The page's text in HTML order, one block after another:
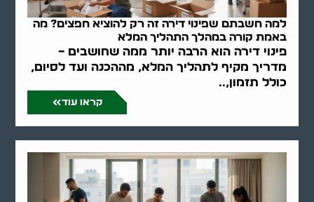
למה חשבתם שפינוי דירה זה רק להוציא חפצים? מה
באמת קורה במהלך התהליך המלא
פינוי דירה הוא הרבה יותר ממה שחושבים –
מדריך מקיף לתהליך המלא, מההכנה ועד לסיום,
כולל תזמון,..
קראו עוד